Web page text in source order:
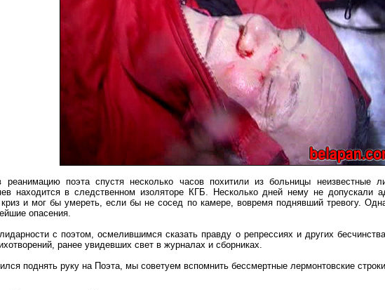
реанимацию поэта спустя несколько часов похитили из больницы неизвестные
находится в следственном изоляторе КГБ. Несколько дней нему не допускали
криз и мог бы умереть, если бы не сосед по камере, вовремя поднявший тревогу.
опасения.
с поэтом, осмелившимся сказать правду о репрессиях и других
ранее увидевших свет в журналах и сборниках.
поднять руку на Поэта, мы советуем вспомнить бессмертные лермонтовские